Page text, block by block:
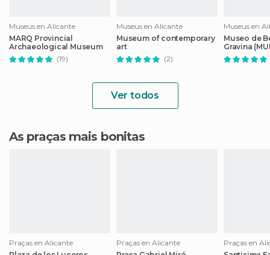
Museus en Alicante
MARQ Provincial
Archaeological Museum
(19)
Museus en Alicante
Museum of contemporary
art
(2)
Museus en
Museo de
Gravina
Ver todos
As praças mais bonitas
Praças en Alicante
Praças en Alicante
Praças en